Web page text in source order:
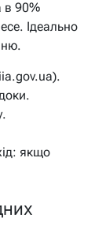
в 90%
Ідеально
якщо